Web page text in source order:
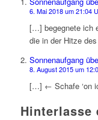
6. Mai 2018 um 21:04
[…] begegnete ich
die in der Hitze
Sonnenaufgang
8. August 2015 um
[…] ← Schafe ‘on
Hinterlasse